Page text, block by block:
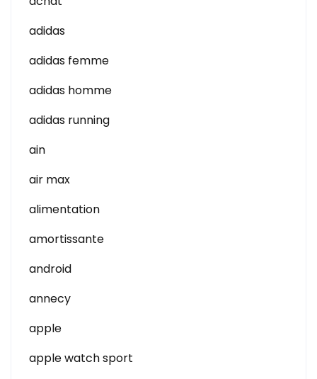
adidas
adidas femme
adidas homme
adidas running
ain
air max
alimentation
amortissante
android
annecy
apple
apple watch sport